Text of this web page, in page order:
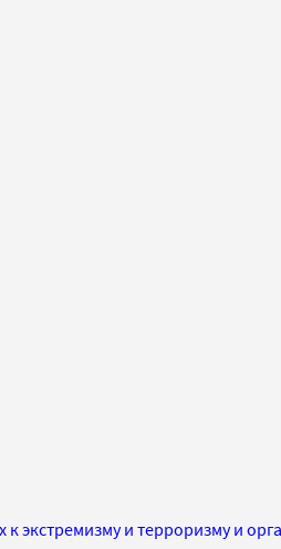
к экстремизму и терроризму и